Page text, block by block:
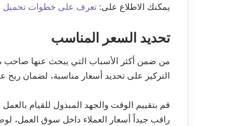
يمكنك الاطلاع على: تعرف على خطوات تحميل
تحديد السعر المناسب
من ضمن أكثر الأسباب التي يبحث عنها
التركيز على تحديد أسعار مناسبة، لضمان
قم بتقييم الوقت والجهد المبذول للقيام
راقب جيداً أسعار العملاء داخل سوق